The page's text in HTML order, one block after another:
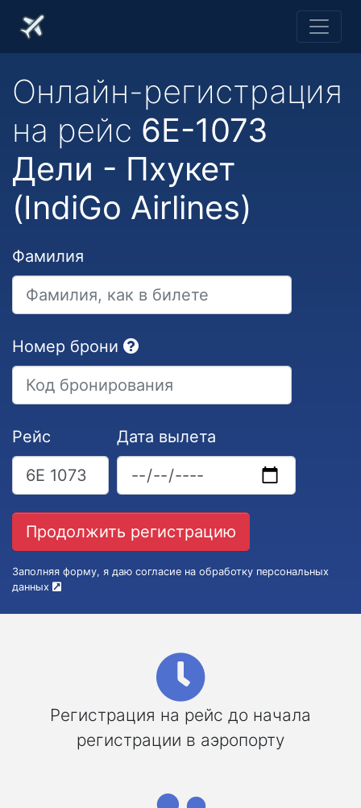
Онлайн-регистрация
на рейс 6E-1073
Дели - Пхукет
(IndiGo Airlines)
Фамилия
Номер брони
Рейс Дата вылета
Заполняя форму, я даю согласие на обработку персональных
данных
Регистрация на рейс до начала
регистрации в аэропорту